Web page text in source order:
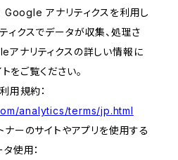
アナリティクスを利用し
ィクスでデータが収集、処理さ
ナリティクスの詳しい情報に
をご覧ください。
用規約：
analytics/terms/jp.html
ーのサイトやアプリを使用する
使用：